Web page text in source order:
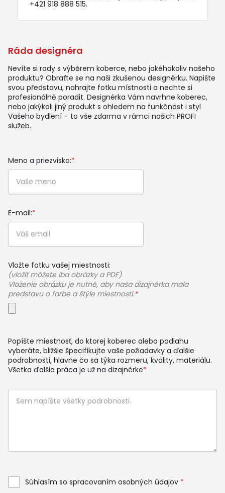
Ráda designéra
Nevíte si rady s výběrem koberce, nebo jakéhokoliv našeho
produktu? Obraťte se na naši zkušenou designérku. Napište
svou představu, nahrajte fotku místnosti a nechte si
profesionálně poradit. Designérka Vám navrhne koberec,
nebo jakýkoli jiný produkt s ohledem na funkčnost i styl
Vašeho bydlení – to vše zdarma v rámci našich PROFI
služeb.
Meno a priezvisko:*
E-mail:*
Vložte fotku vašej miestnosti:
(vložiť môžete iba obrázky a PDF)
Vloženie obrázku je nutné, aby naša dizajnérka mala
predstavu o farbe a štýle miestnosti.*
Popíšte miestnosť, do ktorej koberec alebo podlahu
vyberáte, bližšie špecifikujte vaše požiadavky a ďalšie
podrobnosti, hlavne čo sa týka rozmeru, kvality, materiálu.
Všetka ďalšia práca je už na dizajnérke*
Súhlasím so spracovaním osobných údajov *
+421 918 888 515.